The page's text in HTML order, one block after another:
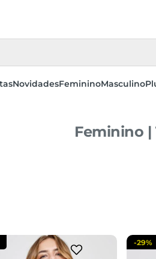
NovidadesFemininoMasculino
Feminino
-29%